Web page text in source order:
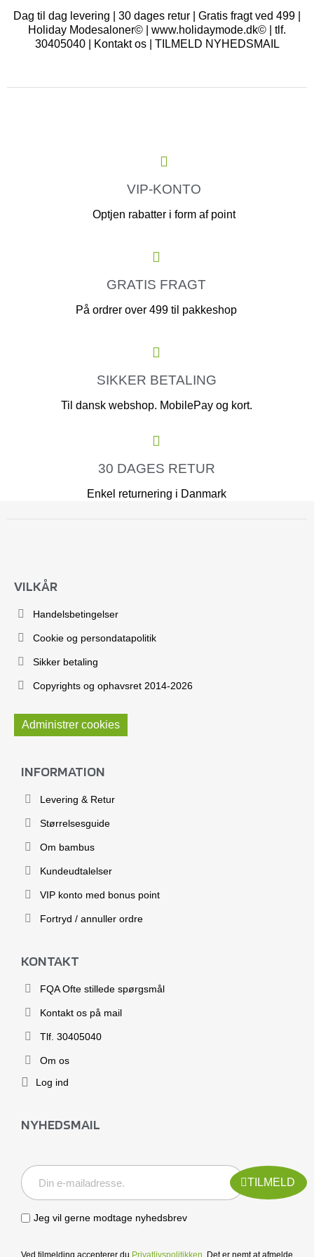
Dag til dag levering | 30 dages retur | Gratis fragt ved 499 |
Holiday Modesaloner© | www.holidaymode.dk© | tlf.
30405040 |
Kontakt os| TILMELD NYHEDSMAIL
VIP-KONTO
Optjen rabatter i form af point
GRATIS FRAGT
På ordrer over 499 til pakkeshop
SIKKER BETALING
Til dansk webshop. MobilePay og kort.
30 DAGES RETUR
Enkel returnering i Danmark
VILKÅR
Handelsbetingelser
Cookie og persondatapolitik
Sikker betaling
Copyrights og ophavsret 2014-2026
Administrer cookies
INFORMATION
Levering & Retur
Størrelsesguide
Om bambus
Kundeudtalelser
VIP konto med bonus point
Fortryd / annuller ordre
KONTAKT
FQA Ofte stillede spørgsmål
Kontakt os på mail
Tlf. 30405040
Om os
Log ind
NYHEDSMAIL
TILMELD
Jeg vil gerne modtage nyhedsbrev
Ved tilmelding accepterer du Privatlivspolitikken . Det er nemt at afmelde